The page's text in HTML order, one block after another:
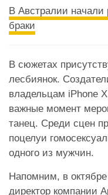
В Австралии начали
браки
В сюжетах
лесбиянок.
владельцам iPhone
важные момент
танец. Среди сцен
поцелуи
одного из мужчин.
Напомним, в
директор компании